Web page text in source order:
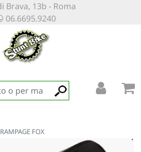
Brava, 13b - Roma
06.6695.9240
FOX